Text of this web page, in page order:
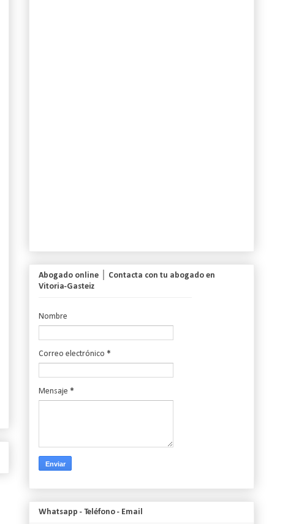
Abogado online │ Contacta con tu abogado en
Vitoria-Gasteiz
Nombre
Correo electrónico *
Mensaje *
Whatsapp - Teléfono - Email